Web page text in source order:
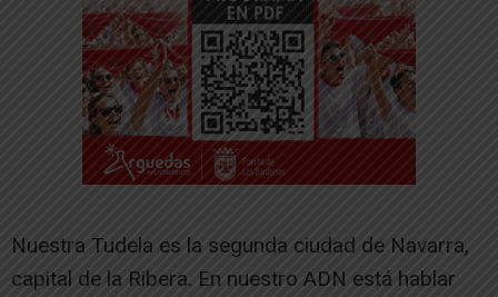
Nuestra Tudela es la segunda ciudad de Navarra,
capital de la Ribera. En nuestro ADN está hablar